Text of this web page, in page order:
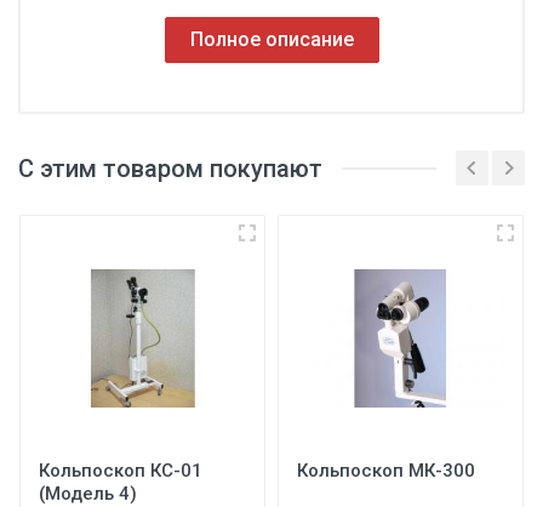
Полное описание
С этим товаром покупают
Кольпоскоп КС-01
(Модель 4)
Кольпоскоп МК-300